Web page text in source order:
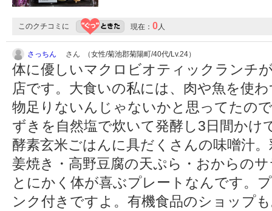
このクチコミに 現在： 0 人
さっちん さん （女性/菊池郡菊陽町/40代/Lv.24）
体に優しいマクロビオティックランチ
店です。大食いの私には、肉や魚を使
物足りないんじゃないかと思ってたの
ずきを自然塩で炊いて発酵し3日間かけ
酵素玄米ごはんに具だくさんの味噌汁
姜焼き・高野豆腐の天ぷら・おからの
とにかく体が喜ぶプレートなんです。
ンク付きですよ。有機食品のショップ